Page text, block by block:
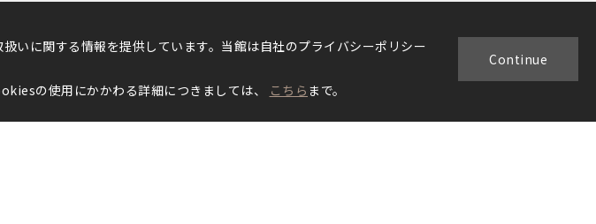
いに関する情報を提供しています。当館は自社のプライバシーポリシー
の使用にかかわる詳細につきましては、
こちら まで。
Continue